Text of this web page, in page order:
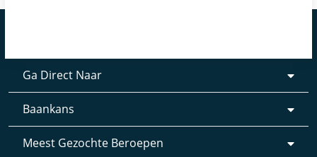
Ga Direct Naar
Baankans
Meest Gezochte Beroepen